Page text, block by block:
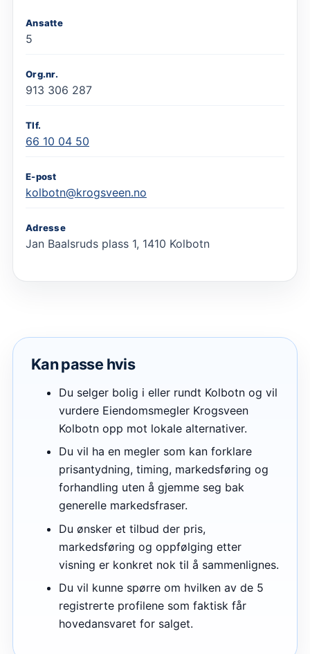
Ansatte
5
Org.nr.
913 306 287
Tlf.
66 10 04 50
E-post
kolbotn@krogsveen.no
Adresse
Jan Baalsruds plass 1, 1410 Kolbotn
Kan passe hvis
Du selger bolig i eller rundt Kolbotn og vil
vurdere Eiendomsmegler Krogsveen
Kolbotn opp mot lokale alternativer.
Du vil ha en megler som kan forklare
prisantydning, timing, markedsføring og
forhandling uten å gjemme seg bak
generelle markedsfraser.
Du ønsker et tilbud der pris,
markedsføring og oppfølging etter
visning er konkret nok til å sammenlignes.
Du vil kunne spørre om hvilken av de 5
registrerte profilene som faktisk får
hovedansvaret for salget.